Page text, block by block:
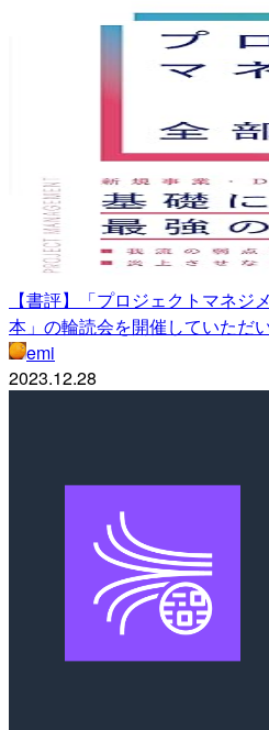
【書評】「プロジェクトマネジ
本」の輪読会を開催していただ
emi
2023.12.28